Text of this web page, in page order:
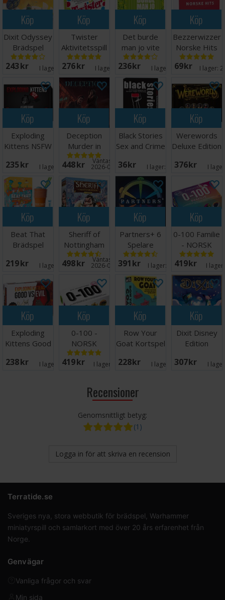
Köp
Dixit Odyssey
Brädspel
243 SEK I lager: 6
Köp
Twister
Aktivitetsspill
Brädspel
276 SEK I lager: 8
Köp
Det burde
man jo vite
Kortspill
236 SEK I lager: 2
Köp
Bezzerwizzer
Norske Hits
69 SEK I lager:
Köp
Exploding
Kittens NSFW
Engelsk
235 SEK I lager: 5
Köp
Deception
Murder in
Hong Kong
Brädspel
448 SEK Väntas in:
2026-09-30
Köp
Black Stories
Sex and Crime
36 SEK I lager:
Köp
Werewords
Deluxe Edition
376 SEK I
Köp
Beat That
Brädspel
219 SEK I lager: 3
Köp
Sheriff of
Nottingham
2nd Ed
Brädspel
498 SEK Väntas in:
2026-09-30
Köp
Partners+ 6
Spelare
Brädspel
391 SEK I lager: 20+
Köp
0-100 Familie
- NORSK
419 SEK I
Köp
Exploding
Kittens Good
Svensk
238 SEK I lager: 1
Köp
0-100 -
NORSK
419 SEK I lager: 13
Köp
Row Your
Goat Kortspel
228 SEK I lager: 5
Köp
Dixit Disney
Edition
307 SEK I
Recensioner
Genomsnittligt betyg:
(1)
Logga in för att skriva en recension
Terratide.se
Sveriges nya, stora webbutik för brädspel, Warhammer
miniatyrspill och samlarkort med över 20 års erfarenhet från
Norge.
Genvägar
Vanliga frågor och svar
Min sida